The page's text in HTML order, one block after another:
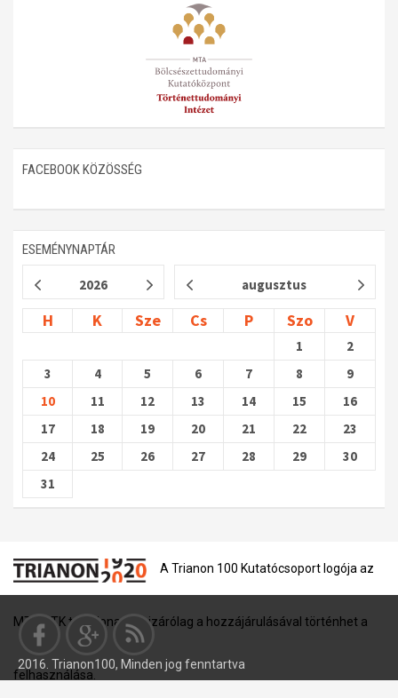
FACEBOOK KÖZÖSSÉG
ESEMÉNYNAPTÁR
2026 augusztus
H K Sze Cs P Szo V
1
2
3
4 5 6 7 8
9
10
11 12 13 14 15
16
17
18 19 20 21 22
23
24
25 26 27 28 29
30
31
A Trianon 100 Kutatócsoport logója az
MTA BTK tulajdona, és kizárólag a hozzájárulásával történhet a
felhasználása.
2016. Trianon100, Minden jog fenntartva